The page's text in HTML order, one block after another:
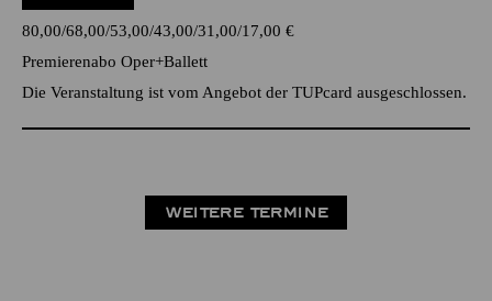
80,00 68,00 53,00 43,00 31,00 17,00 €
Premierenabo Oper+Ballett
Die Veranstaltung ist vom Angebot der TUPcard ausgeschlossen.
WEITERE TERMINE